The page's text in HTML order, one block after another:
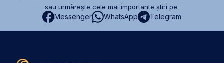
sau urmărește cele mai importante știri pe:
Messenger WhatsApp Telegram